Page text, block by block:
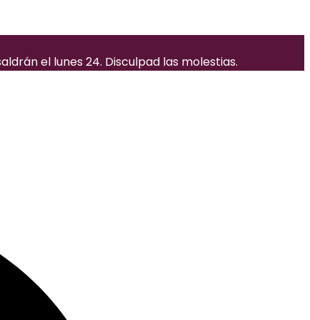
el lunes 24. Disculpad las molestias.